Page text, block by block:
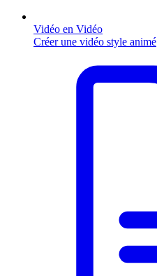
Vidéo en Vidéo
Créer une vidéo style animé